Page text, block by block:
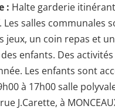
: Halte garderie
salles communales
jeux, un coin repas et
enfants. Des
Les enfants sont
à 17h00 salle
J.Carette, à